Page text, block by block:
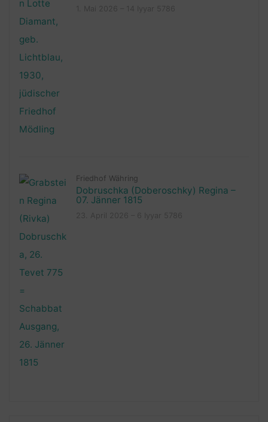
Friedhof Währing
Dobruschka (Doberoschky) Regina –
07. Jänner 1815